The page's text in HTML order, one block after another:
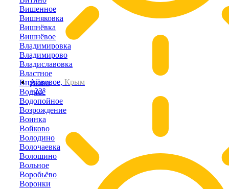
Айвовое, Крым
+22°
Вишенное
Вишняковка
Вишнёвка
Вишнёвое
Владимировка
Владимирово
Владиславовка
Властное
Внуково
Водное
Водопойное
Возрождение
Воинка
Войково
Володино
Волочаевка
Волошино
Вольное
Воробьёво
Воронки